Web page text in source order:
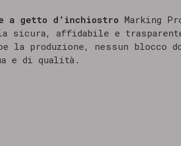
a getto d’inchiostro Marking
sicura, affidabile e
la produzione, nessun blocco
e di qualità.